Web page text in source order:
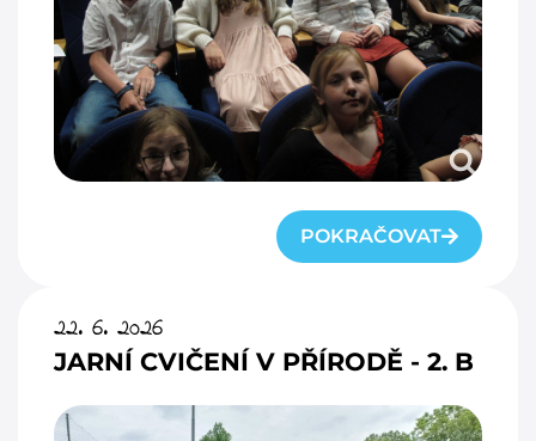
POKRAČOVAT
22. 6. 2026
JARNÍ CVIČENÍ V PŘÍRODĚ - 2. B